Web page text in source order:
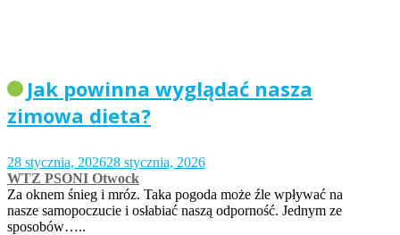
Jak powinna wyglądać nasza
zimowa dieta?
28 stycznia, 202628 stycznia, 2026
WTZ PSONI Otwock
Za oknem śnieg i mróz. Taka pogoda może źle wpływać na
nasze samopoczucie i osłabiać naszą odporność. Jednym ze
sposobów…..